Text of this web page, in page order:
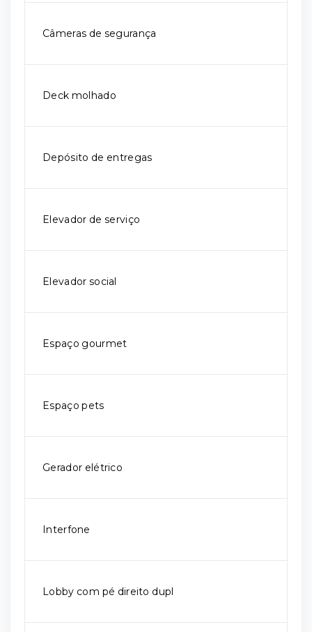
Câmeras de segurança
Deck molhado
Depósito de entregas
Elevador de serviço
Elevador social
Espaço gourmet
Espaço pets
Gerador elétrico
Interfone
Lobby com pé direito dupl